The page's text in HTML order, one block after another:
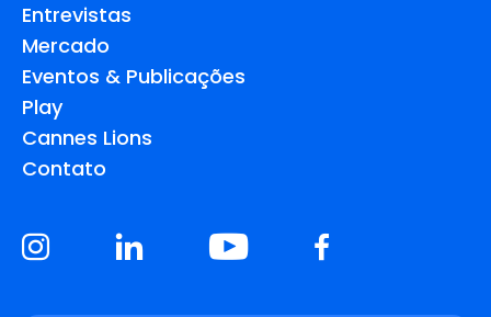
Entrevistas
Mercado
Eventos & Publicações
Play
Cannes Lions
Contato